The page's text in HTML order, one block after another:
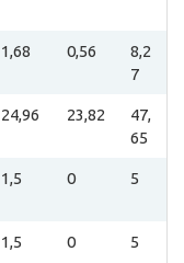
1,68 0,56
8,2
7
24,96 23,82
47,
65
1,5 0 5
1,5 0 5